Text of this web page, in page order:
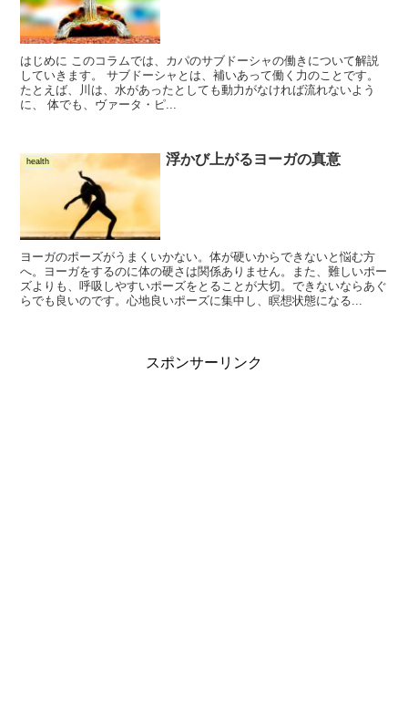
はじめに このコラムでは、カパのサブドーシャの働きについて解説
していきます。 サブドーシャとは、補いあって働く力のことです。
たとえば、川は、水があったとしても動力がなければ流れないよう
に、 体でも、ヴァータ・ピ...
health 浮かび上がるヨーガの真意
ヨーガのポーズがうまくいかない。体が硬いからできないと悩む方
へ。ヨーガをするのに体の硬さは関係ありません。また、難しいポー
ズよりも、呼吸しやすいポーズをとることが大切。できないならあぐ
らでも良いのです。心地良いポーズに集中し、瞑想状態になる...
スポンサーリンク